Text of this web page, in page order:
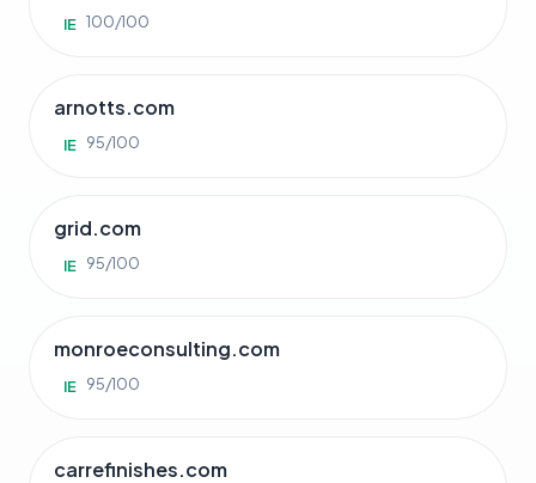
IE 100/100
arnotts.com
IE 95/100
grid.com
IE 95/100
monroeconsulting.com
IE 95/100
carrefinishes.com